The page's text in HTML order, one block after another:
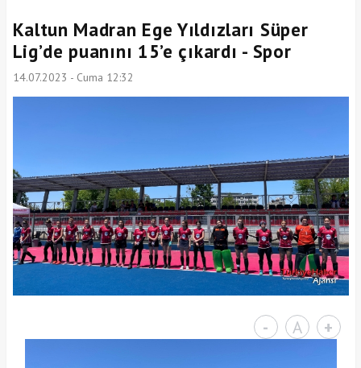
Kaltun Madran Ege Yıldızları Süper
Lig’de puanını 15’e çıkardı - Spor
14.07.2023 - Cuma 12:32
- A +